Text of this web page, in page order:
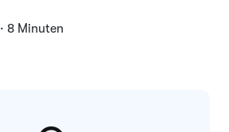
8 Minuten